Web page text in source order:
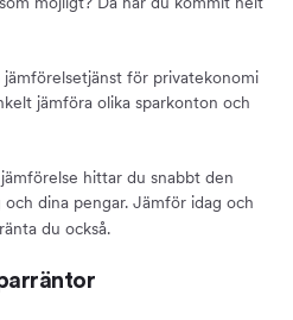
sparkonton på Compricer
sparräntor idag
för privatekonomi
jämföra olika sparkonton och
hittar du snabbt den
dina pengar. Jämför idag och
du också.